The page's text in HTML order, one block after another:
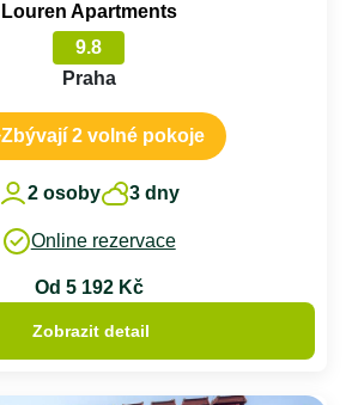
Louren Apartments
9.8
Praha
Zbývají 2 volné pokoje
2 osoby 3 dny
Online rezervace
Od 5 192 Kč
Zobrazit detail